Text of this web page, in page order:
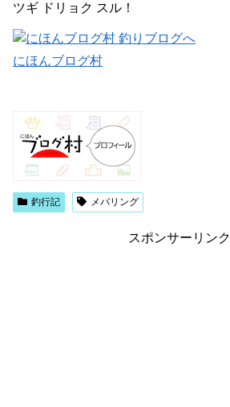
ツギ ドリョク スル！
にほんブログ村
釣行記 メバリング
スポンサーリンク